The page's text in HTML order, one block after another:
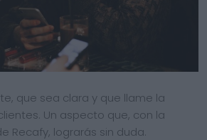
que sea clara y que llame la
Un aspecto que, con la
Recafy, lograrás sin duda.